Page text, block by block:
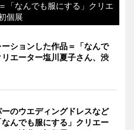
「なんでも服にする」クリエ
個展
ションした作品＝「なんで
エーター塩川夏子さん、渋
のウエディングドレスなど
んでも服にする」クリエー